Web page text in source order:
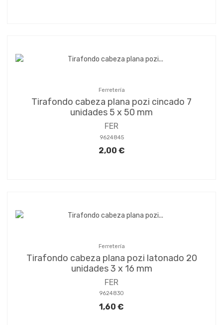
Ferretería
Tirafondo cabeza plana pozi cincado 7
unidades 5 x 50 mm
FER
9624845
2,00 €
Ferretería
Tirafondo cabeza plana pozi latonado 20
unidades 3 x 16 mm
FER
9624830
1,60 €